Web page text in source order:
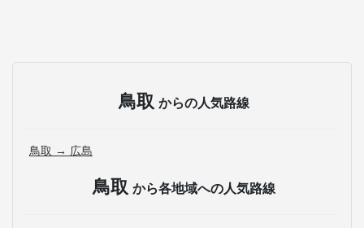
鳥取 からの人気路線
鳥取 → 広島
鳥取 から各地域への人気路線